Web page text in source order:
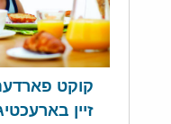
קוקט
זיין